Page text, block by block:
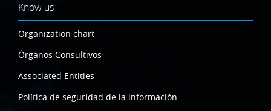
Know us
Organization chart
Órganos Consultivos
Associated Entities
Política de seguridad de la información